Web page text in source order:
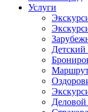
Услуги
Детский
Деловой